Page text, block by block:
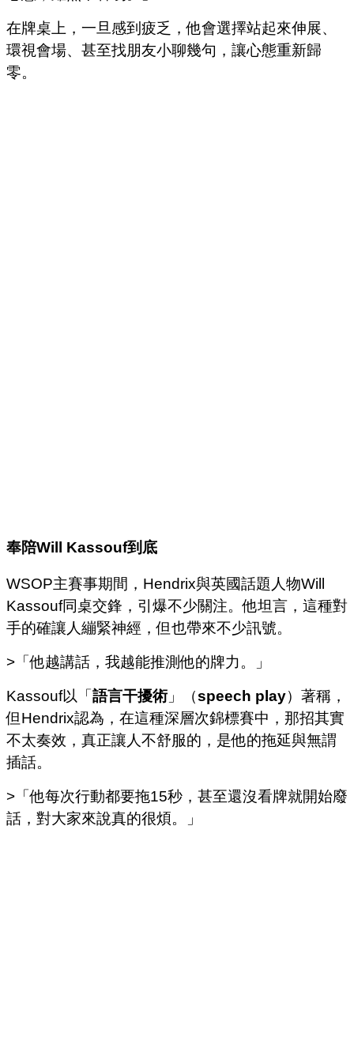
在牌桌上，一旦感到疲乏，他會選擇站起來伸展、
環視會場、甚至找朋友小聊幾句，讓心態重新歸
零。
奉陪Will Kassouf到底
WSOP主賽事期間，Hendrix與英國話題人物Will
Kassouf同桌交鋒，引爆不少關注。他坦言，這種對
手的確讓人繃緊神經，但也帶來不少訊號。
>「他越講話，我越能推測他的牌力。」
Kassouf以「語言干擾術」（speech play）著稱，
但Hendrix認為，在這種深層次錦標賽中，那招其實
不太奏效，真正讓人不舒服的，是他的拖延與無謂
插話。
>「他每次行動都要拖15秒，甚至還沒看牌就開始廢
話，對大家來說真的很煩。」